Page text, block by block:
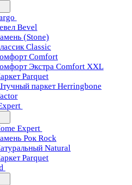
Bevel
(Stone)
Classic
Comfort
Экстра Comfort XXL
Parquet
паркет Herringbone
Expert
Рок Rock
Natural
Parquet